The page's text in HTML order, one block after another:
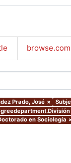
Prado, José ×
en Sociología